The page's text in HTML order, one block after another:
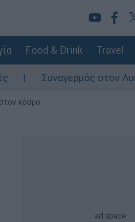
Food & Drink Travel
στον Λυκαβηττό:
κόσμο